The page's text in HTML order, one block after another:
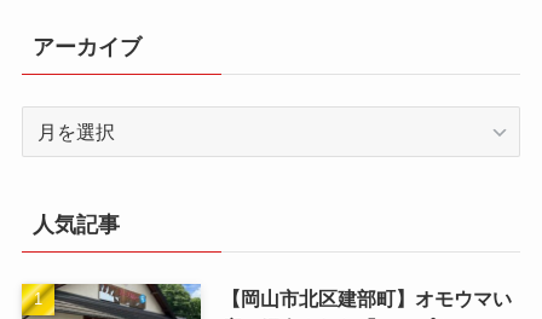
アーカイブ
ブ
人気記事
【岡山市北区建部町】オモウマい